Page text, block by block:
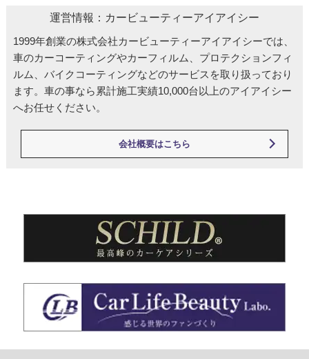
運営情報：カービューティーアイアイシー
1999年創業の株式会社カービューティーアイアイシーでは、
車のカーコーティングやカーフィルム、プロテクションフィ
ルム、バイクコーティングなどのサービスを取り扱っており
ます。車の事なら累計施工実績10,000台以上のアイアイシー
へお任せください。
会社概要はこちら